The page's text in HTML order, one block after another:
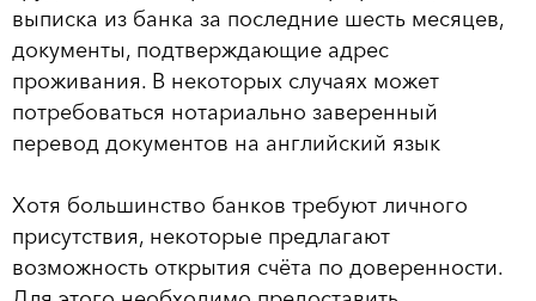
выписка из банка за последние шесть месяцев,
документы, подтверждающие адрес
проживания. В некоторых случаях может
потребоваться нотариально заверенный
перевод документов на английский язык
Хотя большинство банков требуют личного
присутствия, некоторые предлагают
возможность открытия счёта по доверенности.